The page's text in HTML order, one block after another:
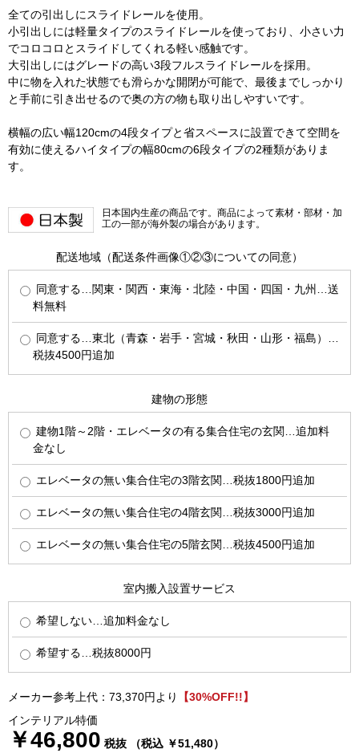
全ての引出しにスライドレールを使用。
小引出しには軽量タイプのスライドレールを使っており、小さい力
でコロコロとスライドしてくれる軽い感触です。
大引出しにはグレードの高い3段フルスライドレールを採用。
中に物を入れた状態でも滑らかな開閉が可能で、最後までしっかり
と手前に引き出せるので奥の方の物も取り出しやすいです。
横幅の広い幅120cmの4段タイプと省スペースに設置できて空間を
有効に使えるハイタイプの幅80cmの6段タイプの2種類がありま
す。
日本国内生産の商品です。商品によって素材・部材・加
工の一部が海外製の場合があります。
配送地域（配送条件画像①②③についての同意）
同意する…関東・関西・東海・北陸・中国・四国・九州…送
料無料
同意する…東北（青森・岩手・宮城・秋田・山形・福島）…
税抜4500円追加
建物の形態
建物1階～2階・エレベータの有る集合住宅の玄関…追加料
金なし
エレベータの無い集合住宅の3階玄関…税抜1800円追加
エレベータの無い集合住宅の4階玄関…税抜3000円追加
エレベータの無い集合住宅の5階玄関…税抜4500円追加
室内搬入設置サービス
希望しない…追加料金なし
希望する…税抜8000円
メーカー参考上代：73,370円より
【30%OFF!!】
インテリアル特価
￥46,800 税抜 （税込 ￥51,480）